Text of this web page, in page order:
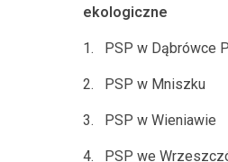
ekologiczne
1. PSP w Dąbrówce
2. PSP w Mniszku
3. PSP w Wieniawie
4. PSP we